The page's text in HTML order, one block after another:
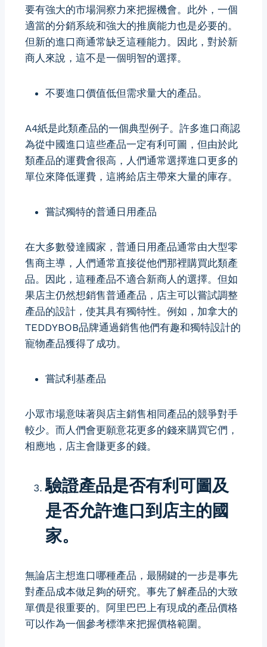
要有強大的市場洞察力來把握機會。此外，一個
適當的分銷系統和強大的推廣能力也是必要的。
但新的進口商通常缺乏這種能力。因此，對於新
商人來說，這不是一個明智的選擇。
不要進口價值低但需求量大的產品。
A4紙是此類產品的一個典型例子。許多進口商認
為從中國進口這些產品一定有利可圖，但由於此
類產品的運費會很高，人們通常選擇進口更多的
單位來降低運費，這將給店主帶來大量的庫存。
嘗試獨特的普通日用產品
在大多數發達國家，普通日用產品通常由大型零
售商主導，人們通常直接從他們那裡購買此類產
品。因此，這種產品不適合新商人的選擇。但如
果店主仍然想銷售普通產品，店主可以嘗試調整
產品的設計，使其具有獨特性。例如，加拿大的
TEDDYBOB品牌通過銷售他們有趣和獨特設計的
寵物產品獲得了成功。
嘗試利基產品
小眾市場意味著與店主銷售相同產品的競爭對手
較少。而人們會更願意花更多的錢來購買它們，
相應地，店主會賺更多的錢。
驗證產品是否有利可圖及
是否允許進口到店主的國
家。
無論店主想進口哪種產品，最關鍵的一步是事先
對產品成本做足夠的研究。事先了解產品的大致
單價是很重要的。阿里巴巴上有現成的產品價格
可以作為一個參考標準來把握價格範圍。